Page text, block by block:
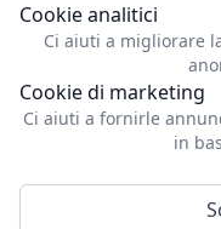
Dubrink
Strevelsweg 700-
3083AS Rotterdam
Cookie analitici
Ci aiuti a migliorare
Cookie di marketing
Ci aiuti a fornirle
in